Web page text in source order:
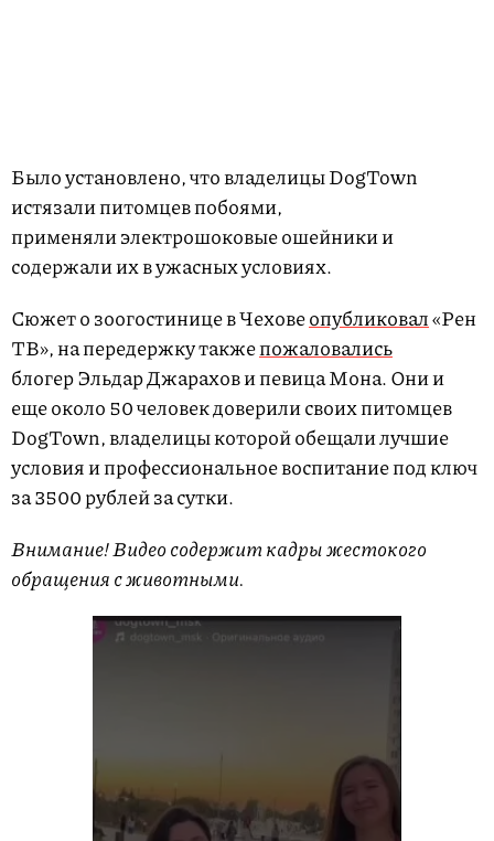
Было установлено, что владелицы DogTown
истязали питомцев побоями,
применяли электрошоковые ошейники и
содержали их в ужасных условиях.
Сюжет о зоогостинице в Чеховеопубликовал«Рен
ТВ», на передержку такжепожаловались
блогер Эльдар Джарахов и певица Мона. Они и
еще около 50 человек доверили своих питомцев
DogTown, владелицы которой обещали лучшие
условия и профессиональное воспитание под ключ
за 3500 рублей за сутки.
Внимание! Видео содержит кадры жестокого
обращения с животными.